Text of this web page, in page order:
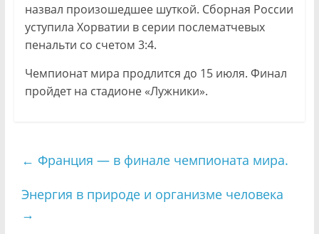
назвал произошедшее шуткой. Сборная России
уступила Хорватии в серии послематчевых
пенальти со счетом 3:4.
Чемпионат мира продлится до 15 июля. Финал
пройдет на стадионе «Лужники».
← Франция — в финале чемпионата мира.
Энергия в природе и организме человека
→